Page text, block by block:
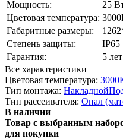
Мощность:
25
Цветовая температура:
Габаритные размеры:
Степень защиты:
IP65
Гарантия:
5 лет
Все характеристики
Цветовая температура:
Тип монтажа: Накладной
Тип рассеивателя: Опал
В наличии
Товар с выбранным
для покупки